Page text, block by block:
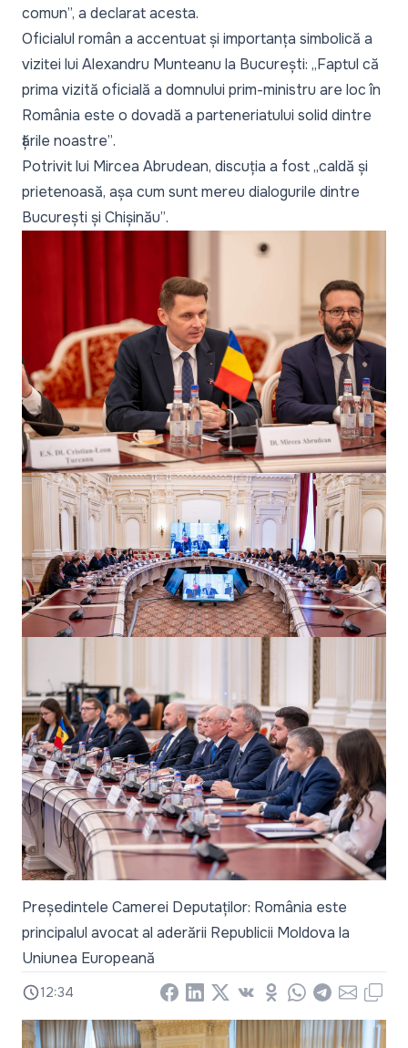
comun”, a declarat acesta.
Oficialul român a accentuat și importanța simbolică a
vizitei lui Alexandru Munteanu la București: „Faptul că
prima vizită oficială a domnului prim-ministru are loc în
România este o dovadă a parteneriatului solid dintre
țările noastre”.
Potrivit lui Mircea Abrudean, discuția a fost„caldă și
prietenoasă, așa cum sunt mereu dialogurile dintre
București și Chișinău”.
Președintele Camerei Deputaților: România este
principalul avocat al aderării Republicii Moldova la
Uniunea Europeană
12:34 Facebook
LinkedIn
X Vkontakte
Odnoklassniki
WhatsApp
Telegram
EmailCopy